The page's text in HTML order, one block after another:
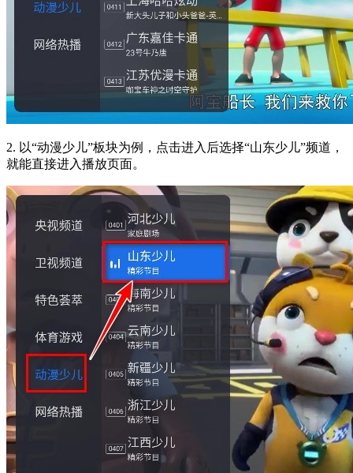
2. 以“动漫少儿”板块为例，点击进入后选择“山东少儿”频道，
就能直接进入播放页面。